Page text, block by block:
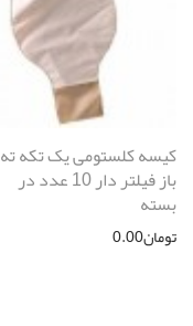
کیسه کلستومی یک تکه ته
باز فیلتر دار 10 عدد در
بسته
تومان0.00